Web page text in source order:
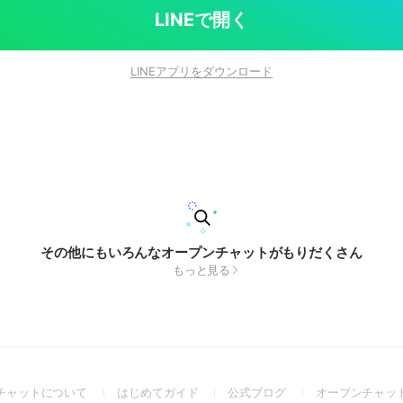
LINEで開く
LINEアプリをダウンロード
その他にもいろんなオープンチャットがもりだくさん
もっと見る
ャットについて
(Openはじめてガイド
(Open公式ブログ
(Openオープンチャッ